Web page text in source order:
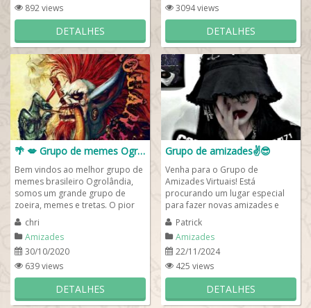
892 views
DETALHES
3094 views
DETALHES
🌴 💋 Grupo de memes Ogrolândia 🌶️ 🐊
Bem vindos ao melhor grupo de
memes brasileiro Ogrolândia,
somos um grande grupo de
zoeira, memes e tretas. O pior
grupo do zap, cheio de
figurinhas, memes,...
chri
Amizades
30/10/2020
639 views
DETALHES
Grupo de amizades✌️😎
Venha para o Grupo de
Amizades Virtuais! Está
procurando um lugar especial
para fazer novas amizades e
compartilhar bons momentos?
Nosso grupo de amizades...
Patrick
Amizades
22/11/2024
425 views
DETALHES